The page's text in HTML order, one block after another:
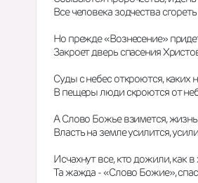
Все человека зодчества
Но прежде «Вознесение»
Закроет дверь спасения
Суды с небес откроются, каких
В пещеры люди скроются от
А Слово Божье взимется,
Власть на земле усилится,
Исчахнут все, кто дожили, как
Та жажда - «Слово Божие»,